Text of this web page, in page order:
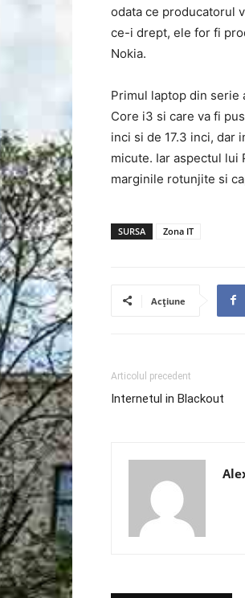
odata ce producatorul
ce-i drept, ele for fi
Nokia.
Primul laptop din serie
Core i3 si care va fi
inci si de 17.3 inci, dar
micute. Iar aspectul lui
marginile rotunjite si
SURSA Zona IT
Acțiune
Articolul precedent
Internetul in Blackout